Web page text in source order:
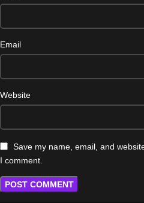
Email
Website
Save my name, email, and
I comment.